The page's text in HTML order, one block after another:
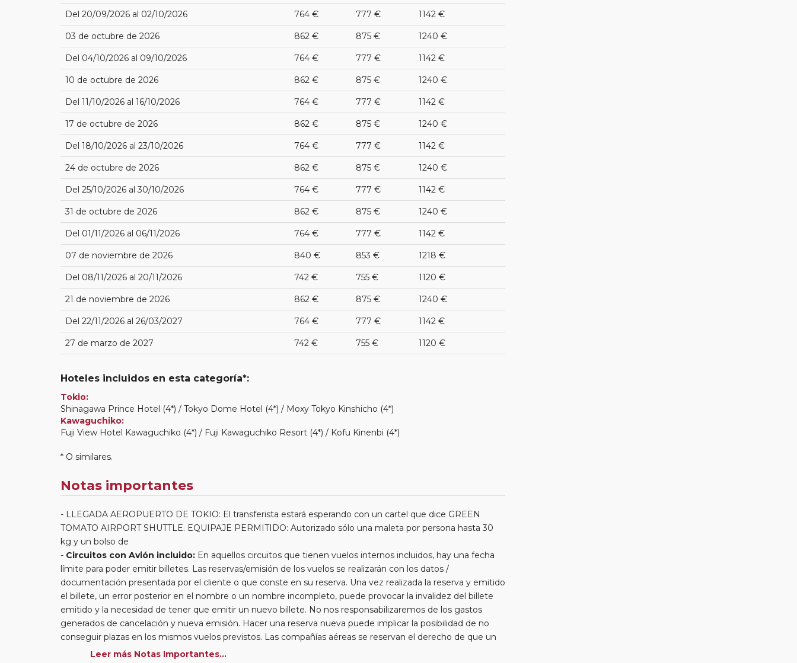
Del 20/09/2026 al 02/10/2026 764 € 777 € 1142 €
03 de octubre de 2026 862 € 875 € 1240 €
Del 04/10/2026 al 09/10/2026 764 € 777 € 1142 €
10 de octubre de 2026 862 € 875 € 1240 €
Del 11/10/2026 al 16/10/2026 764 € 777 € 1142 €
17 de octubre de 2026 862 € 875 € 1240 €
Del 18/10/2026 al 23/10/2026 764 € 777 € 1142 €
24 de octubre de 2026 862 € 875 € 1240 €
Del 25/10/2026 al 30/10/2026 764 € 777 € 1142 €
31 de octubre de 2026 862 € 875 € 1240 €
Del 01/11/2026 al 06/11/2026 764 € 777 € 1142 €
07 de noviembre de 2026 840 € 853 € 1218 €
Del 08/11/2026 al 20/11/2026 742 € 755 € 1120 €
21 de noviembre de 2026 862 € 875 € 1240 €
Del 22/11/2026 al 26/03/2027 764 € 777 € 1142 €
27 de marzo de 2027 742 € 755 € 1120 €
Hoteles incluidos en esta categoría*:
Tokio:
Shinagawa Prince Hotel (4*) / Tokyo Dome Hotel (4*) / Moxy Tokyo Kinshicho (4*)
Kawaguchiko:
Fuji View Hotel Kawaguchiko (4*) / Fuji Kawaguchiko Resort (4*) / Kofu Kinenbi (4*)
* O similares.
Notas importantes
LLEGADA AEROPUERTO DE TOKIO: El transferista estará esperando con un cartel que dice GREEN
TOMATO AIRPORT SHUTTLE. EQUIPAJE PERMITIDO: Autorizado sólo una maleta por persona hasta 30
kg y un bolso de
Circuitos con Avión incluido: En aquellos circuitos que tienen vuelos internos incluidos, hay una fecha
límite para poder emitir billetes. Las reservas/emisión de los vuelos se realizarán con los datos /
documentación presentada por el cliente o que conste en su reserva. Una vez realizada la reserva y emitido
el billete, un error posterior en el nombre o un nombre incompleto, puede provocar la invalidez del billete
emitido y la necesidad de tener que emitir un nuevo billete. No nos responsabilizaremos de los gastos
generados de cancelación y nueva emisión. Hacer una reserva nueva puede implicar la posibilidad de no
conseguir plazas en los mismos vuelos previstos. Las compañías aéreas se reservan el derecho de que un
billete con un nombre que no coincida con el que aparece en el pasaporte pueda ser motivo para denegar
Leer más Notas Importantes...